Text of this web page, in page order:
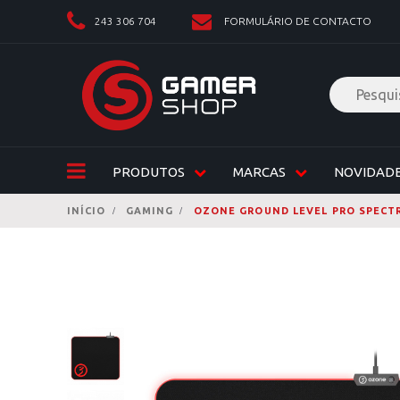
243 306 704 FORMULÁRIO DE CONTACTO
PRODUTOS MARCAS
INÍCIO GAMING OZONE GROUND LEVEL PRO